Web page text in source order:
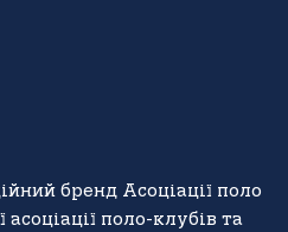
бренд Асоціації поло
поло-клубів та